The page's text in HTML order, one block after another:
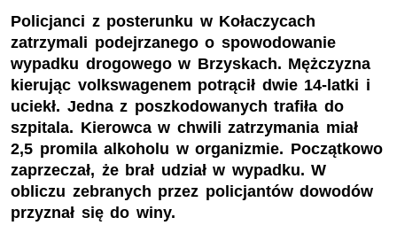
Policjanci z posterunku w Kołaczycach
zatrzymali podejrzanego o spowodowanie
wypadku drogowego w Brzyskach. Mężczyzna
kierując volkswagenem potrącił dwie 14-latki i
uciekł. Jedna z poszkodowanych trafiła do
szpitala. Kierowca w chwili zatrzymania miał
2,5 promila alkoholu w organizmie. Początkowo
zaprzeczał, że brał udział w wypadku. W
obliczu zebranych przez policjantów dowodów
przyznał się do winy.